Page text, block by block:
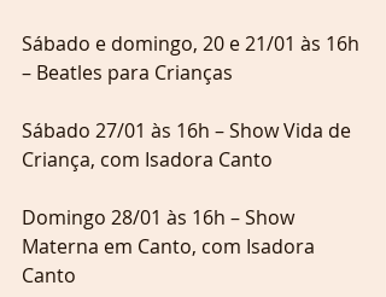
Sábado e domingo, 20 e 21/01 às 16h
– Beatles para Crianças
Sábado 27/01 às 16h – Show Vida de
Criança, com Isadora Canto
Domingo 28/01 às 16h – Show
Materna em Canto, com Isadora
Canto